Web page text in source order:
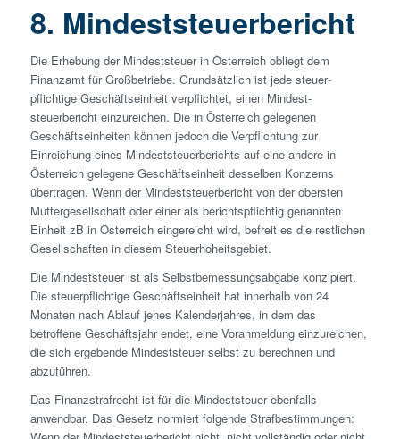
8. Mindest­steuerbericht
Die Erhebung der Mindest­steuer in Österreich obliegt dem
Finanzamt für Großbetriebe. Grundsätzlich ist jede steuer­
pflichtige Geschäftseinheit verpflichtet, einen Mindest­
steuerbericht einzureichen. Die in Österreich gelegenen
Geschäftseinheiten können jedoch die Verpflichtung zur
Einreichung eines Mindest­steuerberichts auf eine andere in
Österreich gelegene Geschäftseinheit desselben Konzerns
übertragen. Wenn der Mindest­steuerbericht von der obersten
Mutter­gesellschaft oder einer als berichts­pflichtig genannten
Einheit zB in Österreich eingereicht wird, befreit es die restlichen
Gesellschaften in diesem Steuerhoheitsgebiet.
Die Mindest­steuer ist als Selbst­bemessungsabgabe konzipiert.
Die steuer­pflichtige Geschäftseinheit hat innerhalb von 24
Monaten nach Ablauf jenes Kalenderjahres, in dem das
betroffene Geschäftsjahr endet, eine Voranmeldung einzureichen,
die sich ergebende Mindest­steuer selbst zu berechnen und
abzuführen.
Das Finanzstraf­recht ist für die Mindest­steuer ebenfalls
anwendbar. Das Gesetz normiert folgende Strafbestimmungen: